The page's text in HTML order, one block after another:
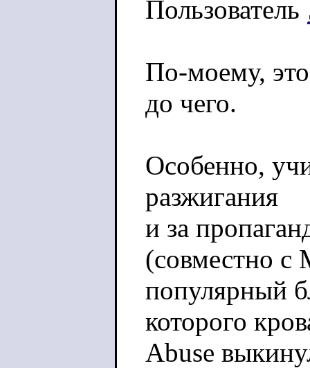
Пользователь
По-моему,
до чего.
Особенно,
разжигания
и за
(совместно с
популярный
которого
Abuse